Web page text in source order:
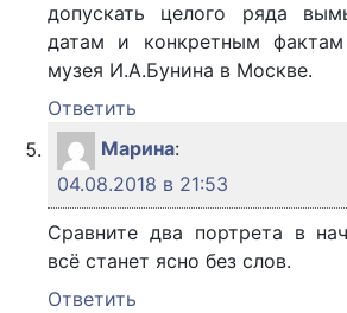
допускать целого ряда
датам и конкретным
музея И.А.Бунина в Москве.
Ответить
Марина:
04.08.2018 в 21:53
Сравните два портрета в
всё станет ясно без слов.
Ответить